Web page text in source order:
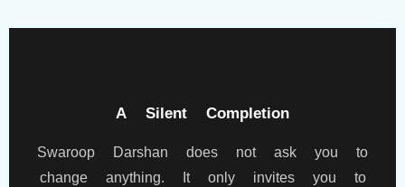
A Silent Completion
Swaroop Darshan does not ask you to
change anything. It only invites you to